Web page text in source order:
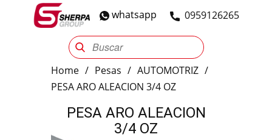
​0959126265
whatsapp
Sherpa Group Reencauche Automotriz
Home / Pesas / AUTOMOTRIZ /
PESA ARO ALEACION 3/4 OZ
PESA ARO ALEACION
3/4 OZ